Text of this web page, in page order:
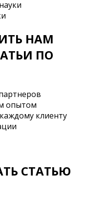
НАМ
ПО
опытом
клиенту
СТАТЬЮ